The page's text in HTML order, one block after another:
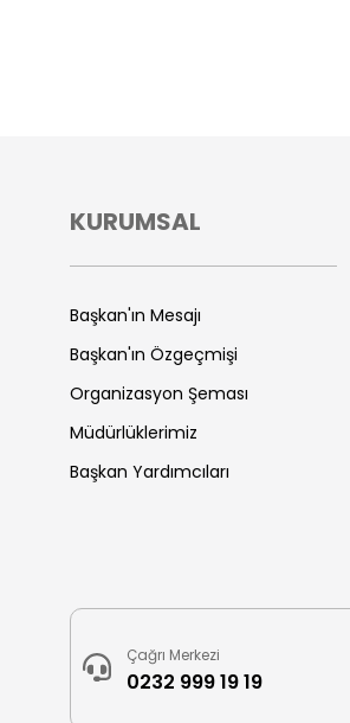
KURUMSAL
Başkan'ın Mesajı
Başkan'ın Özgeçmişi
Organizasyon Şeması
Müdürlüklerimiz
Başkan Yardımcıları
Çağrı Merkezi
0232 999 19 19